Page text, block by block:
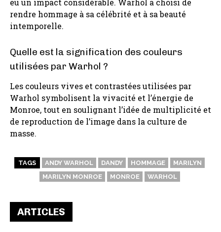
eu un impact considérable. Warhol a choisi de
rendre hommage à sa célébrité et à sa beauté
intemporelle.
Quelle est la signification des couleurs
utilisées par Warhol ?
Les couleurs vives et contrastées utilisées par
Warhol symbolisent la vivacité et l’énergie de
Monroe, tout en soulignant l’idée de multiplicité et
de reproduction de l’image dans la culture de
masse.
TAGS ANDY WARHOL DANDY HOMMAGE
MARILYN
MARILYN MONROE
MONROE WARHOL
ARTICLES